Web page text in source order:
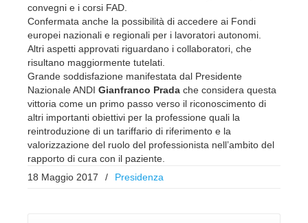
convegni e i corsi FAD.
Confermata anche la possibilità di accedere ai Fondi
europei nazionali e regionali per i lavoratori autonomi.
Altri aspetti approvati riguardano i collaboratori, che
risultano maggiormente tutelati.
Grande soddisfazione manifestata dal Presidente
Nazionale ANDI Gianfranco Prada che considera questa
vittoria come un primo passo verso il riconoscimento di
altri importanti obiettivi per la professione quali la
reintroduzione di un tariffario di riferimento e la
valorizzazione del ruolo del professionista nell’ambito del
rapporto di cura con il paziente.
18 Maggio 2017
/ Presidenza